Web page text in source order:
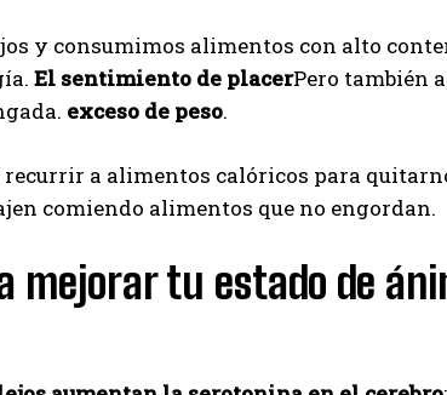
y consumimos alimentos con alto
El sentimiento de placerPero también
exceso de peso.
a alimentos calóricos para
comiendo alimentos que no engordan.
mejorar tu estado de